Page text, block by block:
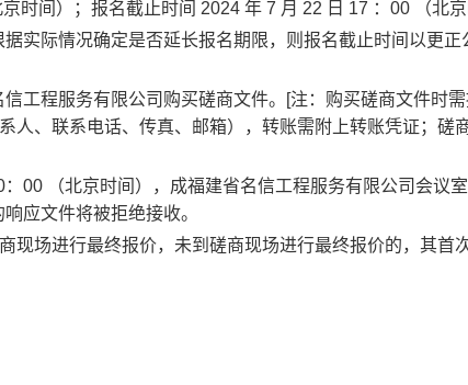
京时间）；报名截止时间 2024 年 7 月 22 日 17 ： 00 （北
实际情况确定是否延长报名期限，则报名截止时间以更正
工程服务有限公司购买磋商文件。[注：购买磋商文件时
人、联系电话、传真、邮箱），转账需附上转账凭证；磋
：00 （北京时间） ，成福建省名信工程服务有限公司会议
应文件将被拒绝接收。
现场进行最终报价，未到磋商现场进行最终报价的，其首